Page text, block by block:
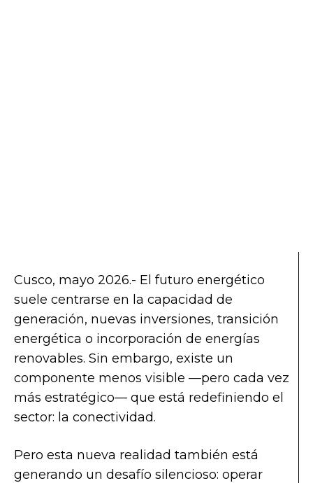
Cusco, mayo 2026.- El futuro energético
suele centrarse en la capacidad de
generación, nuevas inversiones, transición
energética o incorporación de energías
renovables. Sin embargo, existe un
componente menos visible —pero cada vez
más estratégico— que está redefiniendo el
sector: la conectividad.
Pero esta nueva realidad también está
generando un desafío silencioso: operar